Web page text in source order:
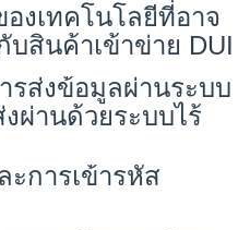
งเทคโนโลยีที่อาจ
สินค้าเข้าข่าย DUI
รส่งข้อมูลผ่านระบบ
ผ่านด้วยระบบไร้
การเข้ารหัส